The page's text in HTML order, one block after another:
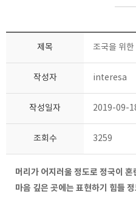
제목 조국을 위한
작성자 interesa
작성일자 2019-09-
조회수 3259
머리가 어지러울 정도로 정국이 혼
마음 깊은 곳에는 표현하기 힘들